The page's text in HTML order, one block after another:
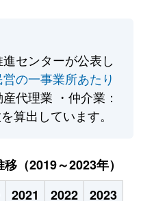
センターが公表し
営の一事業所あたり
代理業 ・仲介業：
算出しています。
（2019～2023年）
2021 2022
2023